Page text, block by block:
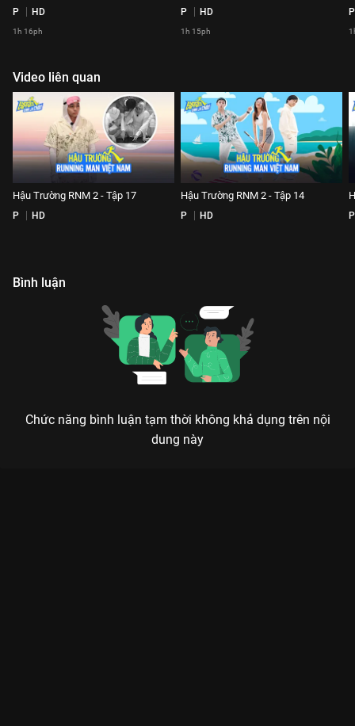
P HD
1h 16ph
P HD
1h 15ph
P
Video liên quan
Hậu Trường RNM 2 - Tập 17
P HD
Hậu Trường RNM 2 - Tập 14
P HD P
Bình luận
Chức năng bình luận tạm thời không khả dụng trên nội
dung này